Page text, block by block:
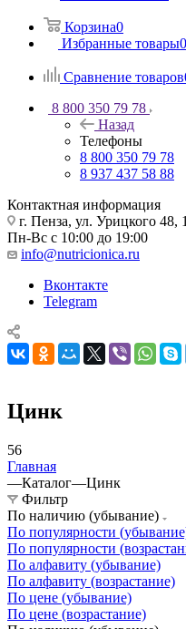
Корзина0
Избранные товары0
Сравнение товаров
8 800 350 79 78
Назад
Телефоны
8 800 350 79 78
8 937 437 58 88
Контактная информация
г. Пенза, ул. Урицкого 48,
Пн-Вс с 10:00 до 19:00
info@nutricionica.ru
Вконтакте
Telegram
Цинк
56
Главная
—Каталог—Цинк
Фильтр
По наличию (убывание)
По популярности
По популярности
По алфавиту (убывание)
По алфавиту (возрастание)
По цене (убывание)
По цене (возрастание)